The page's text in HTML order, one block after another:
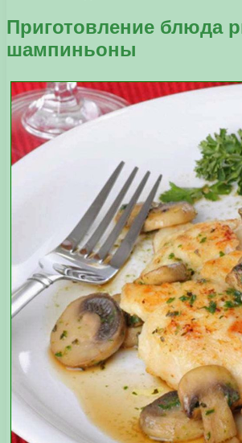
Приготовление блюда
шампиньоны